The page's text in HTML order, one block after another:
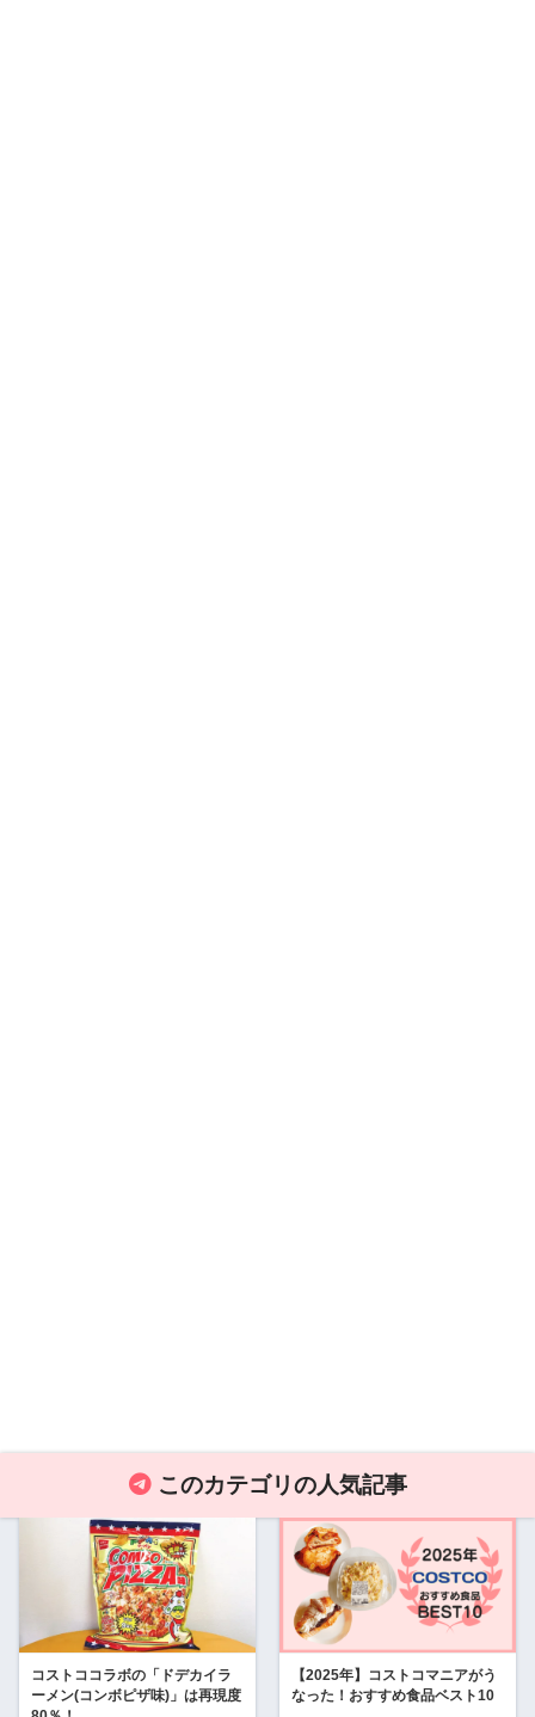
このカテゴリの人気記事
コストココラボの「ドデカイラ
ーメン(コンボピザ味)」は再現度
【2025年】コストコマニアがう
なった！おすすめ食品ベスト10